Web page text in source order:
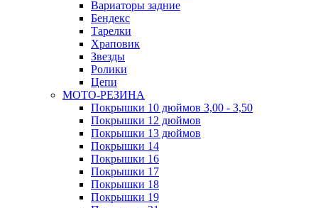
Вариаторы задние
Бендекс
Тарелки
Храповик
Звезды
Ролики
Цепи
МОТО-РЕЗИНА
Покрышки 10 дюймов 3,00 - 3,50
Покрышки 12 дюймов
Покрышки 13 дюймов
Покрышки 14
Покрышки 16
Покрышки 17
Покрышки 18
Покрышки 19